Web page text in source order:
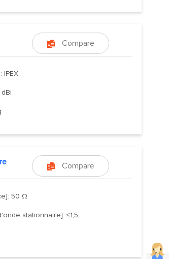
 Compare
IPEX
dBi
 Compare
50 Ω
stationnaire]: ≤1,5